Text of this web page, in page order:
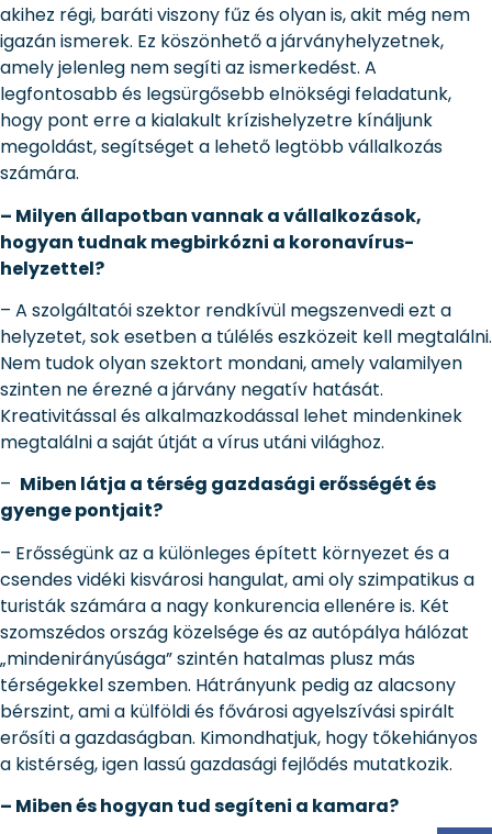
akihez régi, baráti viszony fűz és olyan is, akit még nem
igazán ismerek. Ez köszönhető a járványhelyzetnek,
amely jelenleg nem segíti az ismerkedést. A
legfontosabb és legsürgősebb elnökségi feladatunk,
hogy pont erre a kialakult krízishelyzetre kínáljunk
megoldást, segítséget a lehető legtöbb vállalkozás
számára.
– Milyen állapotban vannak a vállalkozások,
hogyan tudnak megbirkózni a koronavírus-
helyzettel?
– A szolgáltatói szektor rendkívül megszenvedi ezt a
helyzetet, sok esetben a túlélés eszközeit kell megtalálni.
Nem tudok olyan szektort mondani, amely valamilyen
szinten ne érezné a járvány negatív hatását.
Kreativitással és alkalmazkodással lehet mindenkinek
megtalálni a saját útját a vírus utáni világhoz.
– Miben látja a térség gazdasági erősségét és
gyenge pontjait?
– Erősségünk az a különleges épített környezet és a
csendes vidéki kisvárosi hangulat, ami oly szimpatikus a
turisták számára a nagy konkurencia ellenére is. Két
szomszédos ország közelsége és az autópálya hálózat
„mindenirányúsága” szintén hatalmas plusz más
térségekkel szemben. Hátrányunk pedig az alacsony
bérszint, ami a külföldi és fővárosi agyelszívási spirált
erősíti a gazdaságban. Kimondhatjuk, hogy tőkehiányos
a kistérség, igen lassú gazdasági fejlődés mutatkozik.
– Miben és hogyan tud segíteni a kamara?